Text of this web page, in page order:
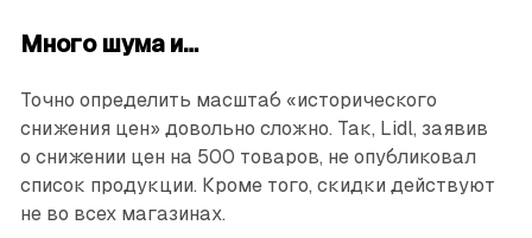
Много шума и…
Точно определить масштаб «исторического
снижения цен» довольно сложно. Так, Lidl, заявив
о снижении цен на 500 товаров, не опубликовал
список продукции. Кроме того, скидки действуют
не во всех магазинах.